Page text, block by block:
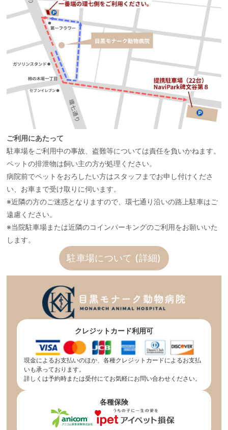
ご利用にあたって
駐車場をご利用中の事故、盗難等については責任を負いかねます。
ペットの排泄物は飼い主の方が処理ください。
病院前でペットをおろしたい方はスタッフまでお申し付けくださ
い、お車まで受け取りに伺います。
※近隣の方のご迷惑となりますので、環七通り沿いの路上駐車はご
遠慮ください。
※当院駐車場または近隣のコインパーキングのご利用をお願いいた
します。
駐車場について (詳細)
クレジットカード利用可
現金によるお支払いのほか、各種クレジットカードによるお支払
いも承っております。
詳しくは予約時または受付にてお気軽にお問い合わせください。
各種保険